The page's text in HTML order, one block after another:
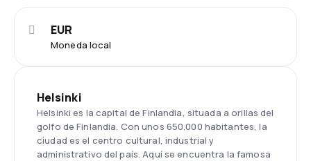
Moneda local
EUR
Helsinki
Helsinki es la capital de Finlandia, situada a orillas del
golfo de Finlandia. Con unos 650.000 habitantes, la
ciudad es el centro cultural, industrial y
administrativo del país. Aquí se encuentra la famosa